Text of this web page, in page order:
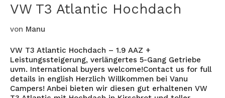
VW T3 Atlantic Hochdach
von Manu
VW T3 Atlantic Hochdach – 1.9 AAZ +
Leistungssteigerung, verlängertes 5-Gang Getriebe
uvm. International buyers welcome!Contact us for full
details in english Herzlich Willkommen bei Vanu
Campers! Anbei bieten wir diesen gut erhaltenen VW